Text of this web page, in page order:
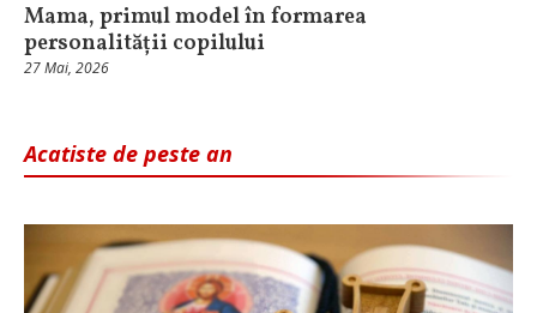
Mama, primul model în formarea
personalității copilului
27 Mai, 2026
Acatiste de peste an